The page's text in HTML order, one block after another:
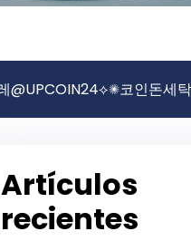
Artículos
recientes